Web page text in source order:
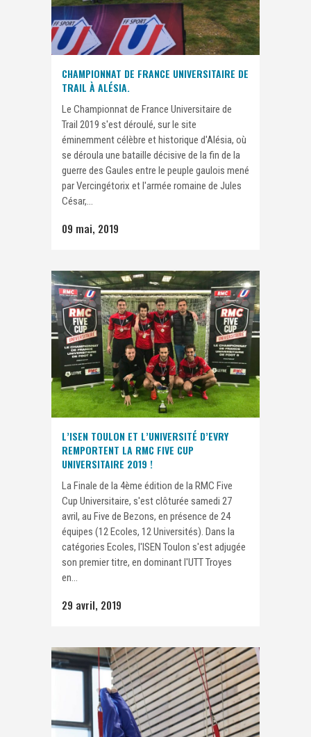
CHAMPIONNAT DE FRANCE UNIVERSITAIRE DE
TRAIL À ALÉSIA.
Le Championnat de France Universitaire de
Trail 2019 s'est déroulé, sur le site
éminemment célèbre et historique d'Alésia, où
se déroula une bataille décisive de la fin de la
guerre des Gaules entre le peuple gaulois mené
par Vercingétorix et l'armée romaine de Jules
César,...
09 mai, 2019
L’ISEN TOULON ET L’UNIVERSITÉ D’EVRY
REMPORTENT LA RMC FIVE CUP
UNIVERSITAIRE 2019 !
La Finale de la 4ème édition de la RMC Five
Cup Universitaire, s'est clôturée samedi 27
avril, au Five de Bezons, en présence de 24
équipes (12 Ecoles, 12 Universités). Dans la
catégories Ecoles, l'ISEN Toulon s'est adjugée
son premier titre, en dominant l'UTT Troyes
en...
29 avril, 2019